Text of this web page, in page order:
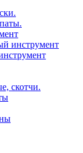
инструмент
скотчи.